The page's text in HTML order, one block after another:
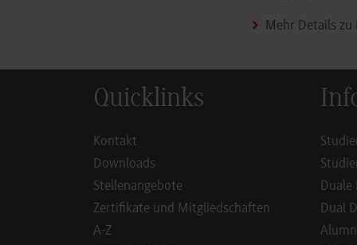
Mehr Details zu
Quicklinks
Kontakt
Downloads
Stellenangebote
Zertifikate und Mitgliedschaften
A-Z
Duale
Dual